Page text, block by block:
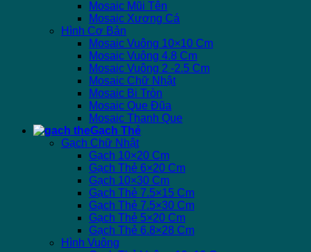
Mosaic Mũi Tên
Mosaic Xương Cá
Hình Cơ Bản
Mosaic Vuông 10×10 Cm
Mosaic Vuông 4.8 Cm
Mosaic Vuông 2 -2.5 Cm
Mosaic Chữ Nhật
Mosaic Bi Tròn
Mosaic Que Đũa
Mosaic Thanh Que
Gạch Thẻ
Gạch Chữ Nhật
Gạch 10×20 Cm
Gạch Thẻ 6×20 Cm
Gạch 10×30 Cm
Gạch Thẻ 7.5×15 Cm
Gạch Thẻ 7.5×30 Cm
Gạch Thẻ 5×20 Cm
Gạch Thẻ 6.8×28 Cm
Hình Vuông